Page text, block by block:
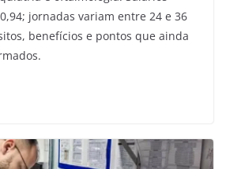
jornadas variam entre 24 e 36
benefícios e pontos que ainda